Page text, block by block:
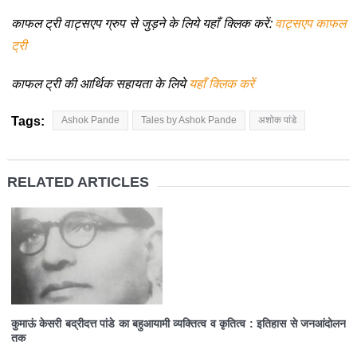
काफल ट्री वाट्सएप ग्रुप से जुड़ने के लिये यहाँ क्लिक करें:वाट्सएप काफल
ट्री
काफल ट्री की आर्थिक सहायता के लियेयहाँ क्लिक करें
Tags: Ashok Pande Tales by Ashok Pande अशोक पांडे
RELATED ARTICLES
कुमाऊं केसरी बद्रीदत्त पांडे का बहुआयामी व्यक्तित्व व कृतित्व : इतिहास से जनआंदोलन
तक